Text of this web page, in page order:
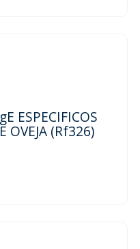
ESPECIFICOS
OVEJA (Rf326)